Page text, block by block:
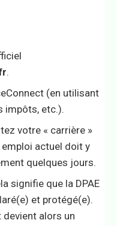
.
(en utilisant
impôts, etc.).
votre « carrière »
actuel doit y
quelques jours.
signifie que la DPAE
et protégé(e).
devient alors un